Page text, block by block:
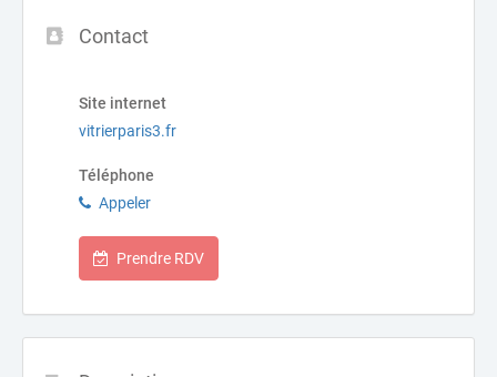
Contact
Site internet
vitrierparis3.fr
Téléphone
Appeler
Prendre RDV